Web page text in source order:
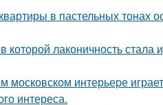
в пастельных тонах
которой лаконичность
московском интерьере
интереса.